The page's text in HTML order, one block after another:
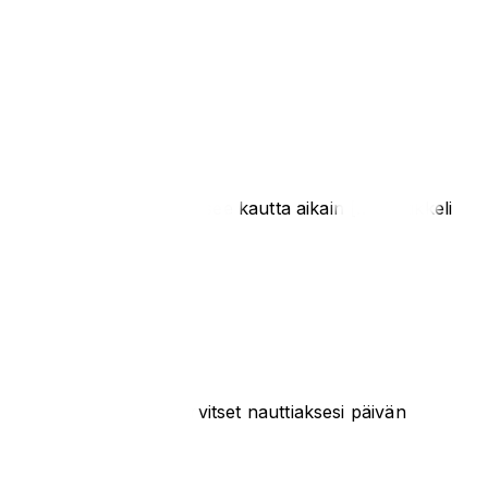
Vehniäisen ja nousee kautta aikain […] Artikkeli
jonka tarvitset nauttiaksesi päivän